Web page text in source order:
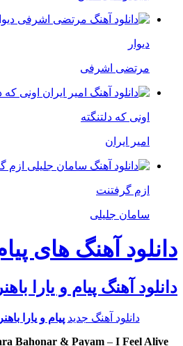
دیوار
مرتضی اشرفی
اونی که دلتنگته
امیر ایران
ازم گرفتنت
سامان جلیلی
دانلود آهنگ های
دانلود آهنگ پیام و یارا
دانلود آهنگ جدید پیام و یارا باهنر
Bahonar & Payam – I Feel Alive